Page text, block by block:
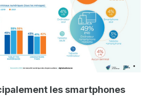
les smartphones